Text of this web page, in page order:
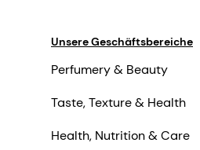
Unsere Geschäftsbereiche
Perfumery & Beauty
Taste, Texture & Health
Health, Nutrition & Care